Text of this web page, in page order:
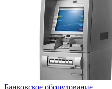
Банковское оборудование